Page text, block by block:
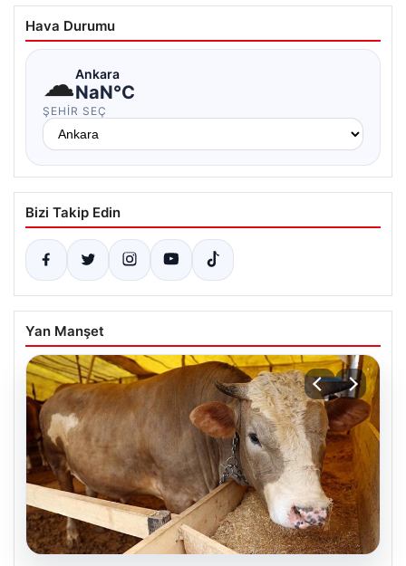
Hava Durumu
☁Ankara
NaN°C
ŞEHIR SEÇ
Bizi Takip Edin
Yan Manşet